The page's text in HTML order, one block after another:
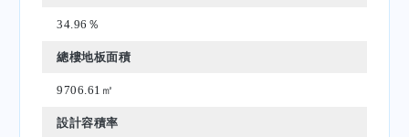
34.96％
總樓地板面積
9706.61㎡
設計容積率